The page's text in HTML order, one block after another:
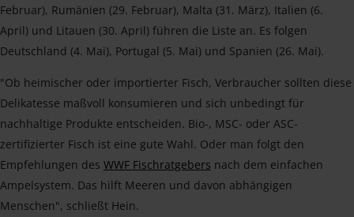
Februar), Rumänien (29. Februar), Malta (31. März), Italien (6.
April) und Litauen (30. April) führen die Liste an. Es folgen
Deutschland (4. Mai), Portugal (5. Mai) und Spanien (26. Mai).
"Ob heimischer oder importierter Fisch, Verbraucher sollten diese
Delikatesse maßvoll konsumieren und sich unbedingt für
nachhaltige Produkte entscheiden. Bio-, MSC- oder ASC-
zertifizierter Fisch ist eine gute Wahl. Oder man folgt den
Empfehlungen des WWF Fischratgebers nach dem einfachen
Ampelsystem. Das hilft Meeren und davon abhängigen
Menschen", schließt Hein.